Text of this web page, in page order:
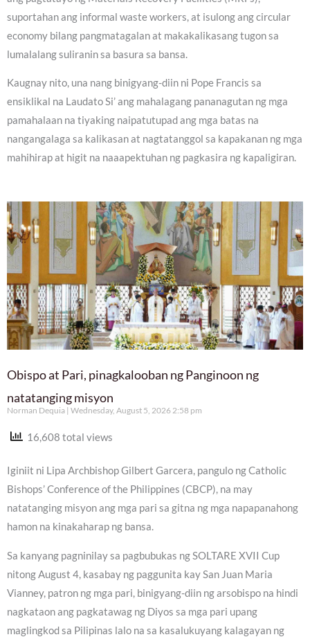
suportahan ang informal waste workers, at isulong ang circular
economy bilang pangmatagalan at makakalikasang tugon sa
lumalalang suliranin sa basura sa bansa.
Kaugnay nito, una nang binigyang-diin ni Pope Francis sa
ensiklikal na Laudato Si’ ang mahalagang pananagutan ng mga
pamahalaan na tiyaking naipatutupad ang mga batas na
nangangalaga sa kalikasan at nagtatanggol sa kapakanan ng mga
mahihirap at higit na naaapektuhan ng pagkasira ng kapaligiran.
Obispo at Pari, pinagkalooban ng Panginoon ng
natatanging misyon
Norman Dequia Wednesday, August 5, 2026 2:58 pm
16,608 total views
Iginiit ni Lipa Archbishop Gilbert Garcera, pangulo ng Catholic
Bishops’ Conference of the Philippines (CBCP), na may
natatanging misyon ang mga pari sa gitna ng mga napapanahong
hamon na kinakaharap ng bansa.
Sa kanyang pagninilay sa pagbubukas ng SOLTARE XVII Cup
nitong August 4, kasabay ng paggunita kay San Juan Maria
Vianney, patron ng mga pari, binigyang-diin ng arsobispo na hindi
nagkataon ang pagkatawag ng Diyos sa mga pari upang
maglingkod sa Pilipinas lalo na sa kasalukuyang kalagayan ng